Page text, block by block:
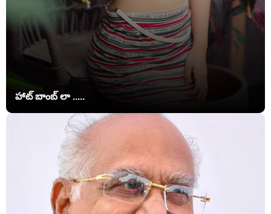
హాట్ బాంబ్ లా .....